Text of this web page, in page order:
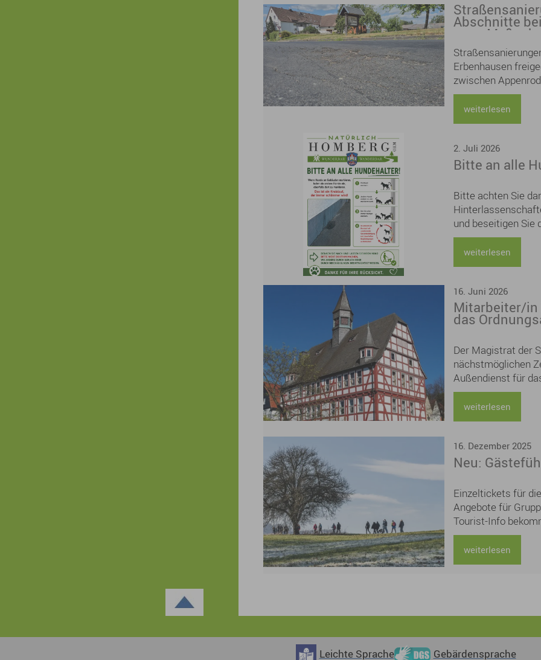
Abschnitte
neue
Appenrod/
Erbenhausen
zwischen
weiterlesen
2. Juli 2026
Bitte an alle
Bitte achten Sie
und beseitigen
Beitrag zu einem
Wohl aller.
weiterlesen
16. Juni 2026
Mitarbeiter/in
das
Der Magistrat der
nächstmöglichen
Außendienst für
zunächst befristet
die tarifliche
Stelle ist
weiterlesen
16. Dezember 2025
Neu:
Einzeltickets für
Angebote für
Tourist-Info
schnell online auf
suchen noch ein
Schenken Sie doch
weiterlesen
Leichte Sprache Gebärdensprache